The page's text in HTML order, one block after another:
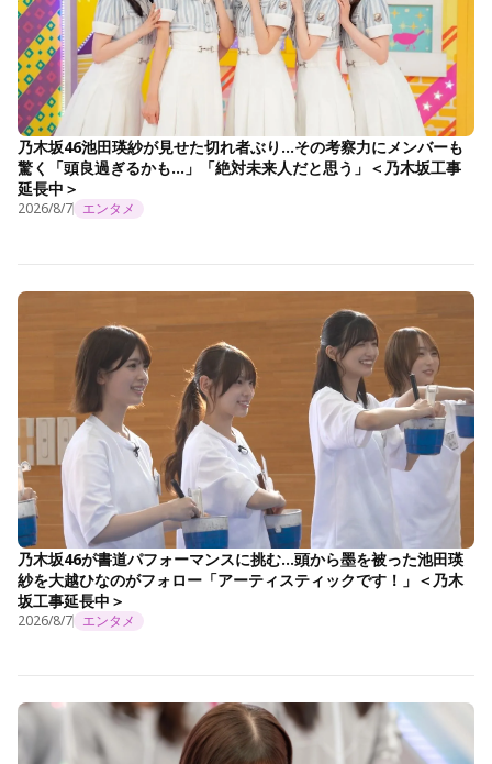
乃木坂46池田瑛紗が見せた切れ者ぶり…その考察力にメンバーも
驚く「頭良過ぎるかも…」「絶対未来人だと思う」＜乃木坂工事
延長中＞
2026/8/7 エンタメ
乃木坂46が書道パフォーマンスに挑む…頭から墨を被った池田瑛
紗を大越ひなのがフォロー「アーティスティックです！」＜乃木
坂工事延長中＞
2026/8/7 エンタメ